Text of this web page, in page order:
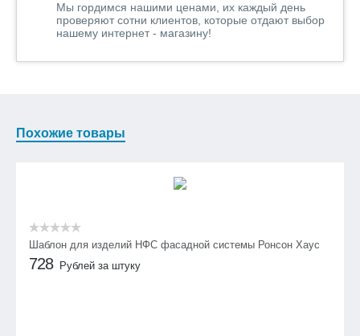
Мы гордимся нашими ценами, их каждый день
проверяют сотни клиентов, которые отдают выбор
нашему интернет - магазину!
Похожие товары
Шаблон для изделий НФС фасадной системы Ронсон Хаус
728 Рублей за штуку